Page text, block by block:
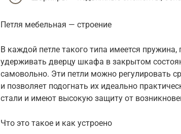
Петля мебельная — строение
В каждой петле такого типа имеется
удерживать дверцу шкафа в закрытом
самовольно. Эти петли можно регулировать
и позволяет подогнать их идеально
стали и имеют высокую защиту от
Что это такое и как устроено